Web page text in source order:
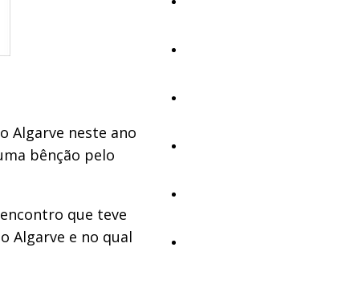
Algarve neste ano
bênção pelo
que teve
Algarve e no qual